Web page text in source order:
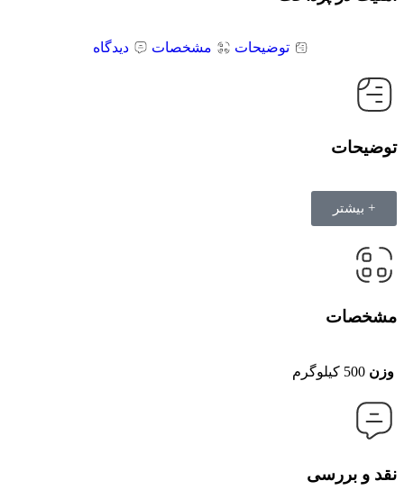
توضیحات مشخصات دیدگاه
توضیحات
+ بیشتر
مشخصات
وزن 500 کیلوگرم
نقد و بررسی